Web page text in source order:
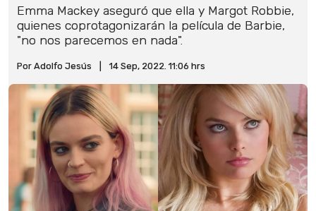
Emma Mackey aseguró que ella y Margot Robbie,
quienes coprotagonizarán la película de Barbie,
"no nos parecemos en nada".
Por Adolfo Jesús 14 Sep, 2022. 11:06 hrs